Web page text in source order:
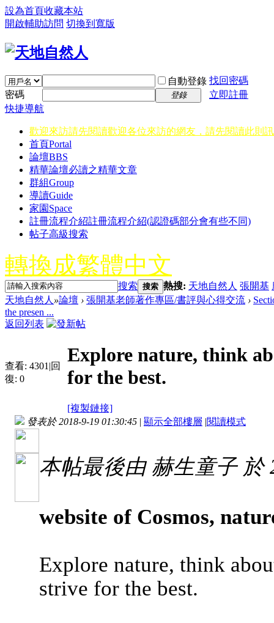
設為首頁收藏本站
開啟輔助訪問 切換到寬版
自動登錄 找回密碼
密碼
登錄
立即註冊
快捷導航
歡迎來訪請先閱讀歡迎各位來訪的網友，請先閱讀此則
首頁Portal
論壇BBS
精華論壇必讀之精華文章
群組Group
導讀Guide
家園 Space
註冊流程介紹註冊流程介紹(認證碼部分會有些不同)
帖子高級搜索
轉換成繁體中文
搜索 搜索 熱搜: 天地自然人 張開基
天地自然人 »論壇 › 張開基老師著作專區/書評與心得交流 ›
the presen ...
返回列表
查看: 4301 |回
復: 0
Explore nature, think
for the best.
[複製鏈接]
發表於 2018-9-19 01:30:45 | 顯示全部樓層 |閱讀模式
本帖最後由 赫生童子 於
website of Cosmos,
Explore nature, think
strive for the best.